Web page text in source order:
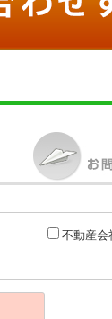
不動産会